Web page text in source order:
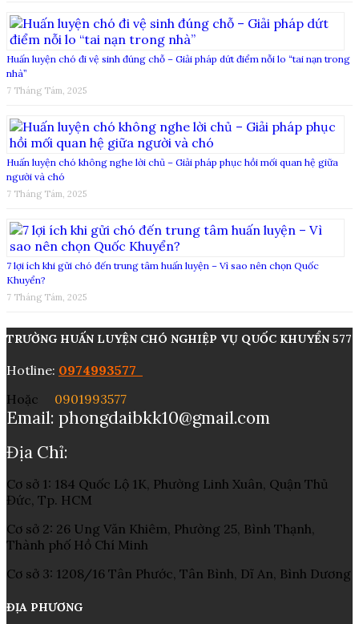
Huấn luyện chó đi vệ sinh đúng chỗ – Giải pháp dứt điểm nỗi lo “tai nạn trong
nhà”
7 Tháng Tám, 2025
Huấn luyện chó không nghe lời chủ – Giải pháp phục hồi mối quan hệ giữa
người và chó
7 Tháng Tám, 2025
7 lợi ích khi gửi chó đến trung tâm huấn luyện – Vì sao nên chọn Quốc
Khuyển?
7 Tháng Tám, 2025
TRƯỜNG HUẤN LUYỆN CHÓ NGHIỆP VỤ QUỐC KHUYỂN 577
Hotline: 0974993577​​
Hoặc 0901993577
Email: phongdaibkk10@gmail.com
Địa Chỉ:
Cơ sở 1: 184 Quốc Lộ 1K, Phường Linh Xuân, Quận Thủ
Đức, Tp. HCM
Cơ sở 2: 26 Ung Văn Khiêm, Phường 25, Bình Thạnh,
Thành phố Hồ Chí Minh
Cơ sở 3: 1208/16 Tân Phước, Tân Bình, Dĩ An, Bình Dương
ĐỊA PHƯƠNG